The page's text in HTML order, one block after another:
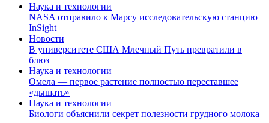
Наука и технологии
NASA отправило к Марсу исследовательскую станцию
InSight
Новости
В университете США Млечный Путь превратили в
блюз
Наука и технологии
Омела — первое растение полностью переставшее
«дышать»
Наука и технологии
Биологи объяснили секрет полезности грудного молока